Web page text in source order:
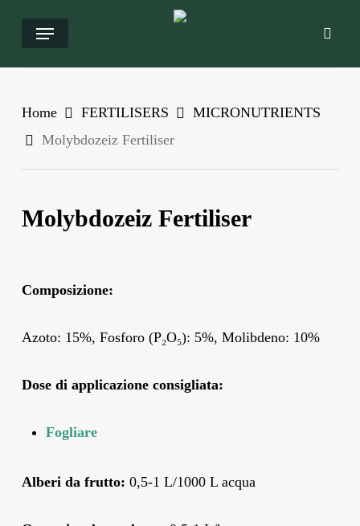
contenuto
Menu
Home FERTILISERS
MICRONUTRIENTS
Molybdozeiz Fertiliser
Molybdozeiz Fertiliser
Composizione:
Azoto: 15%, Fosforo (P₂O₅): 5%, Molibdeno: 10%
Dose di applicazione consigliata:
Fogliare
Alberi da frutto: 0,5-1 L/1000 L acqua